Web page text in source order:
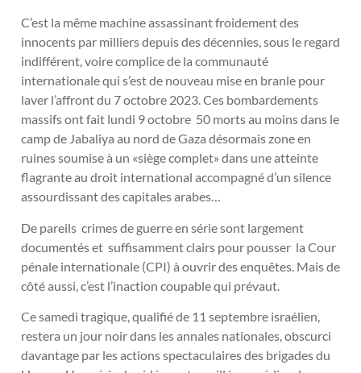
C’est la même machine assassinant froidement des
innocents par milliers depuis des décennies, sous le regard
indifférent, voire complice de la communauté
internationale qui s’est de nouveau mise en branle pour
laver l’affront du 7 octobre 2023. Ces bombardements
massifs ont fait lundi 9 octobre 50 morts au moins dans le
camp de Jabaliya au nord de Gaza désormais zone en
ruines soumise à un «siège complet» dans une atteinte
flagrante au droit international accompagné d’un silence
assourdissant des capitales arabes…
De pareils crimes de guerre en série sont largement
documentés et suffisamment clairs pour pousser la Cour
pénale internationale (CPI) à ouvrir des enquêtes. Mais de
côté aussi, c’est l’inaction coupable qui prévaut.
Ce samedi tragique, qualifié de 11 septembre israélien,
restera un jour noir dans les annales nationales, obscurci
davantage par les actions spectaculaires des brigades du